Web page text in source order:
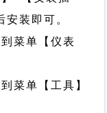
装即可。
菜单【仪表
菜单【工具】